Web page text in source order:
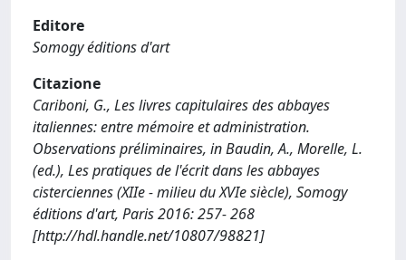
Editore
Somogy éditions d'art
Citazione
Cariboni, G., Les livres capitulaires des abbayes
italiennes: entre mémoire et administration.
Observations préliminaires, in Baudin, A., Morelle, L.
(ed.), Les pratiques de l'écrit dans les abbayes
cisterciennes (XIIe - milieu du XVIe siècle), Somogy
éditions d'art, Paris 2016: 257- 268
[http://hdl.handle.net/10807/98821]